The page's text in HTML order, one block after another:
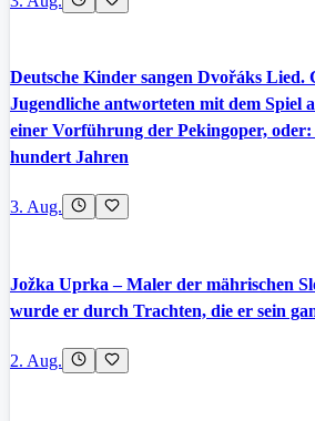
Deutsche Kinder sangen Dvořáks Lied.
Jugendliche antworteten mit dem Spiel
einer Vorführung der Pekingoper, oder:
hundert Jahren
3. Aug.
Jožka Uprka – Maler der mährischen
wurde er durch Trachten, die er sein
2. Aug.